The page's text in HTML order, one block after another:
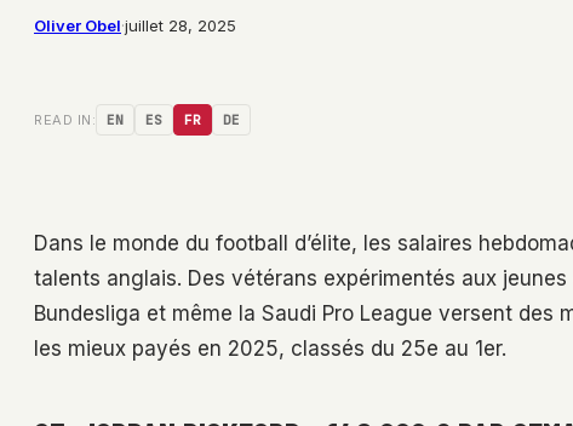
Oliver Obel·juillet 28, 2025
READ IN: EN ES FR DE
Dans le monde du football d’élite, les salaires
talents anglais. Des vétérans expérimentés aux
Bundesliga et même la Saudi Pro League versent
les mieux payés en 2025, classés du 25e au 1er.